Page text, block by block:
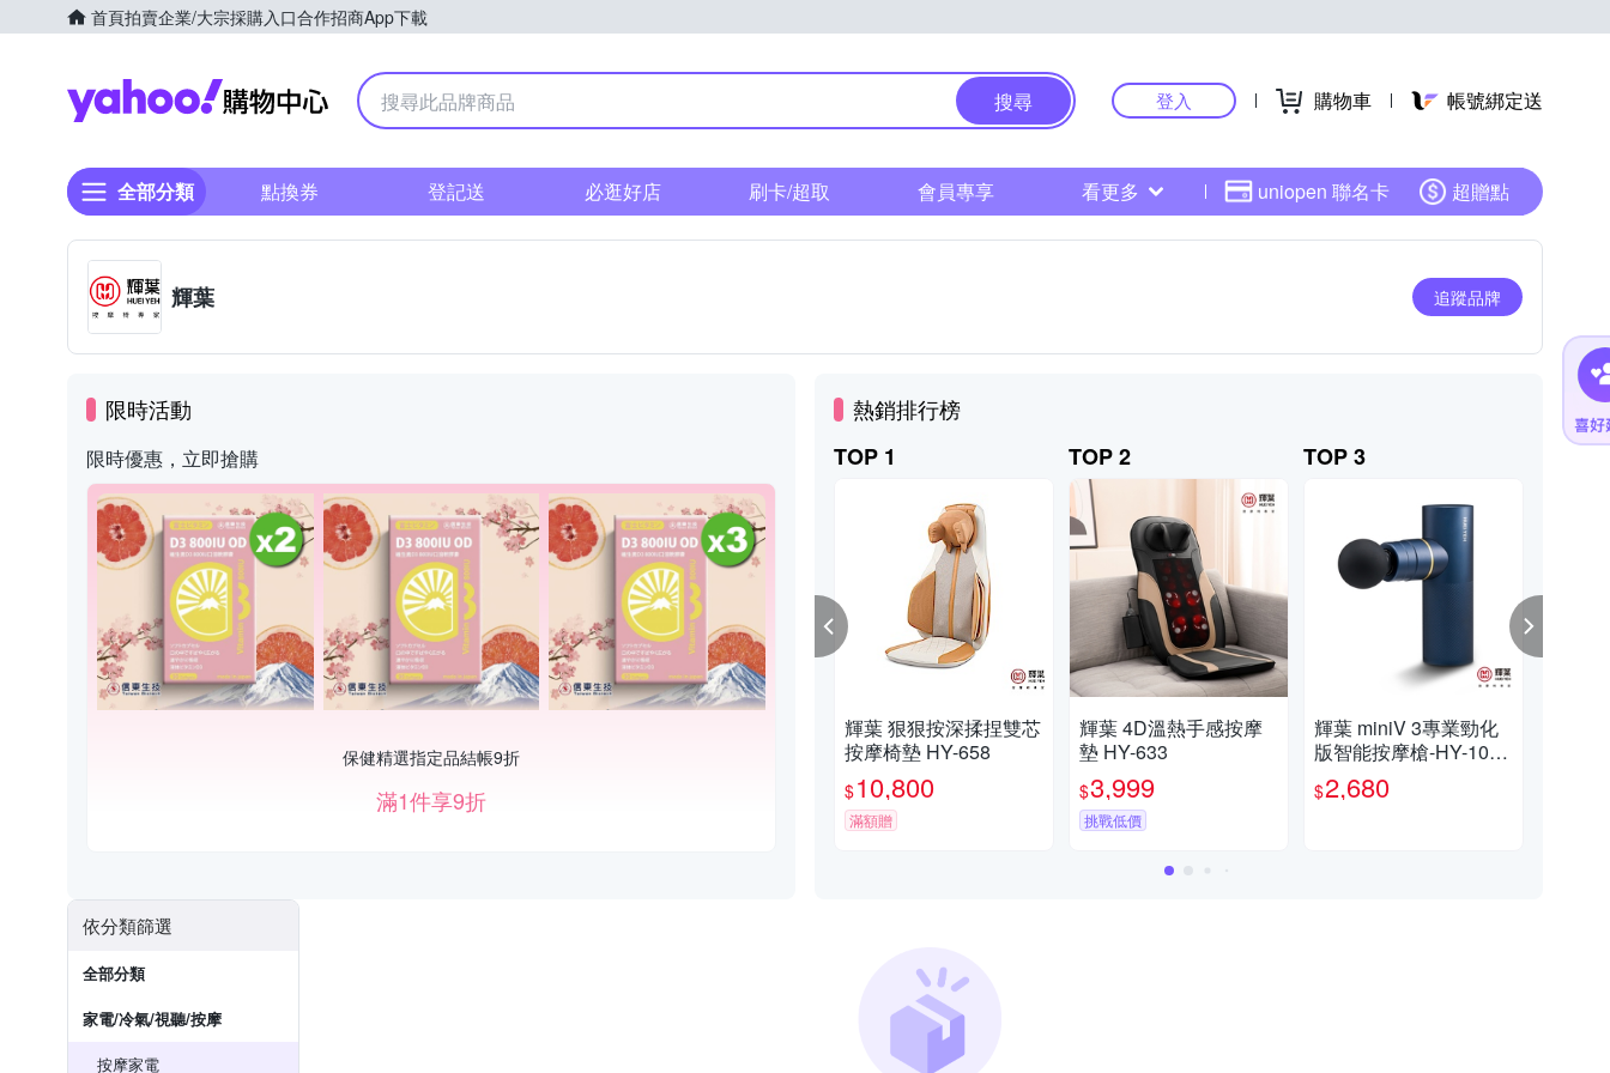
首頁拍賣企業/大宗採購入口合作招商App下載
Yahoo購物中心
搜尋 登入 購物車 帳號綁定送
全部分類 點換券 登記送 必逛好店 刷卡/超取 會員專享 看更多 uniopen 聯名卡 超贈點
輝葉 追蹤品牌
限時活動
限時優惠，立即搶購
保健精選指定品結帳9折
滿1件享9折
熱銷排行榜
TOP 1
輝葉 狠狠按深揉捏雙芯
按摩椅墊 HY-658
$10,800
滿額贈
TOP 2
輝葉 4D溫熱手感按摩
墊 HY-633
$3,999
挑戰低價
TOP 3
輝葉 miniV 3專業勁化
版智能按摩槍-HY-1050
$2,680
依分類篩選
全部分類
家電/冷氣/視聽/按摩
按摩家電